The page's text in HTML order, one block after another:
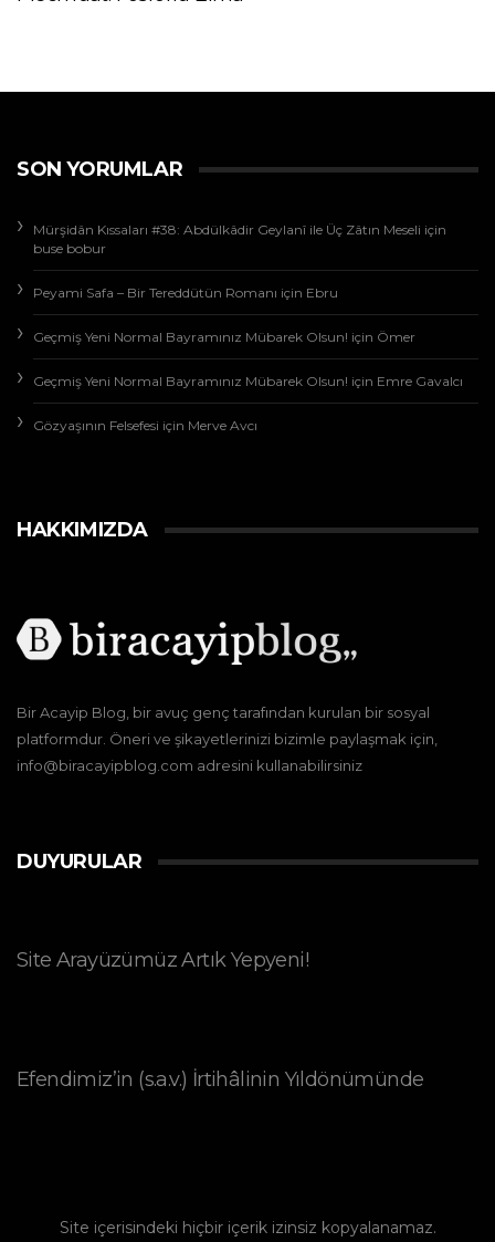
SON YORUMLAR
Mürşidân Kıssaları #38: Abdülkâdir Geylanî ile Üç Zâtın Meseli için
buse bobur
Peyami Safa – Bir Tereddütün Romanı için Ebru
Geçmiş Yeni Normal Bayramınız Mübarek Olsun! için Ömer
Geçmiş Yeni Normal Bayramınız Mübarek Olsun! için Emre Gavalcı
Gözyaşının Felsefesi için Merve Avcı
HAKKIMIZDA
Bir Acayip Blog, bir avuç genç tarafından kurulan bir sosyal
platformdur. Öneri ve şikayetlerinizi bizimle paylaşmak için,
info@biracayipblog.com adresini kullanabilirsiniz
DUYURULAR
Site Arayüzümüz Artık Yepyeni!
Efendimiz’in (s.a.v.) İrtihâlinin Yıldönümünde
Site içerisindeki hiçbir içerik izinsiz kopyalanamaz.